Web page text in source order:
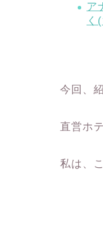
ア
く
今回、
直営ホ
私は、